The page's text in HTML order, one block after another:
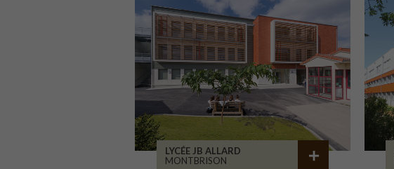
LYCÉE JB ALLARD
MONTBRISON